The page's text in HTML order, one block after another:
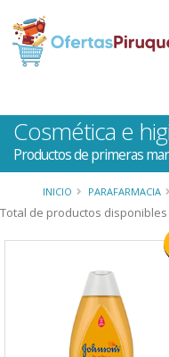
Cosmética e
Productos de primeras
INICIO PARAFARMACIA
Total de productos disponibles